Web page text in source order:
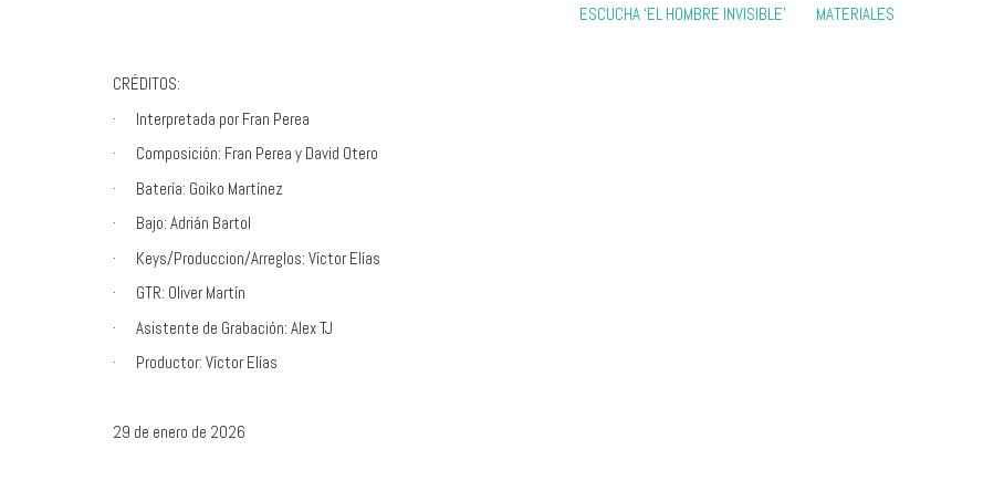
ESCUCHA ‘EL HOMBRE INVISIBLE’ MATERIALES
CRÉDITOS:
· Interpretada por Fran Perea
· Composición: Fran Perea y David Otero
· Batería: Goiko Martínez
· Bajo: Adrián Bartol
· Keys/Produccion/Arreglos: Víctor Elías
· GTR: Oliver Martín
· Asistente de Grabación: Alex TJ
· Productor: Víctor Elías
29 de enero de 2026